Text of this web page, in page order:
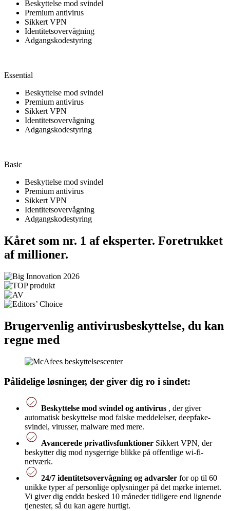
Beskyttelse mod svindel
Premium antivirus
Sikkert VPN
Identitetsovervågning
Adgangskodestyring
Essential
Beskyttelse mod svindel
Premium antivirus
Sikkert VPN
Identitetsovervågning
Adgangskodestyring
Basic
Beskyttelse mod svindel
Premium antivirus
Sikkert VPN
Identitetsovervågning
Adgangskodestyring
Kåret som nr. 1 af eksperter. Foretrukket
af millioner.
Brugervenlig antivirusbeskyttelse, du kan
regne med
Pålidelige løsninger, der giver dig ro i sindet:
Beskyttelse mod svindel og antivirus , der giver
automatisk beskyttelse mod falske meddelelser, deepfake-
svindel, virusser, malware med mere.
Avancerede privatlivsfunktioner Sikkert VPN, der
beskytter dig mod nysgerrige blikke på offentlige wi-fi-
netværk.
24/7 identitetsovervågning og advarsler for op til 60
unikke typer af personlige oplysninger på det mørke internet.
Vi giver dig endda besked 10 måneder tidligere end lignende
tjenester, så du kan agere hurtigt.